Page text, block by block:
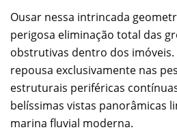
Ousar nessa intrincada
perigosa eliminação total das
obstrutivas dentro dos imóveis.
repousa exclusivamente nas
estruturais periféricas
belíssimas vistas panorâmicas
marina fluvial moderna.